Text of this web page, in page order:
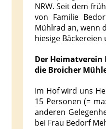
NRW. Seit dem
von Familie
Mühlrad an, wenn
hiesige
Der Heimatverein
die Broicher
Im Hof wird uns
15 Personen (=
anderen
bei Frau Bedorf